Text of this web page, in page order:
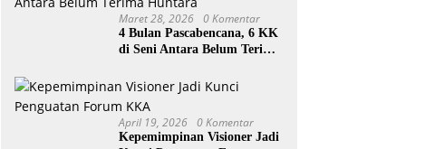
Maret 28, 2026 0 Komentar
4 Bulan Pascabencana, 6 KK
di Seni Antara Belum Terima
April 19, 2026 0 Komentar
Kepemimpinan Visioner Jadi